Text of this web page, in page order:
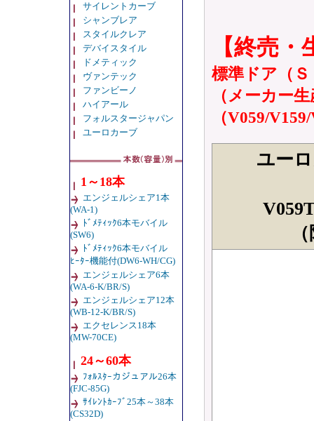
サイレントカーブ
シャンブレア
スタイルクレア
デバイスタイル
ドメティック
ヴァンテック
ファンビーノ
ハイアール
フォルスタージャパン
ユーロカーブ
1～18本
エンジェルシェア1本
(WA-1)
ﾄﾞﾒﾃｨｯｸ6本モバイル
(SW6)
ﾄﾞﾒﾃｨｯｸ6本モバイル
ﾋｰﾀｰ機能付(DW6-WH/CG)
エンジェルシェア6本
(WA-6-K/BR/S)
エンジェルシェア12本
(WB-12-K/BR/S)
エクセレンス18本
(MW-70CE)
24～60本
ﾌｫﾙｽﾀｰカジュアル26本
(FJC-85G)
ｻｲﾚﾝﾄｶｰﾌﾞ25本～38本
(CS32D)
【終売
標準ドア（
（メーカー
（V059/
ユー